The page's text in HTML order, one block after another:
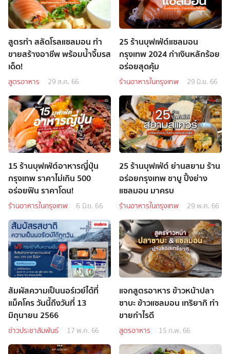
สูตรทำ สลัดโรลแซลมอน ทำ
ขายสร้างอาชีพ พร้อมน้ำจิ้มรส
เด็ด!
สูตรอาหาร 29 ส.ค. 66
25 ร้านบุฟเฟ่ต์แซลมอน
กรุงเทพ 2024 กำเงินหลักร้อย
อร่อยสุดคุ้ม
ร้านอาหารในกรุงเทพ 29 มิ.ย. 66
15 ร้านบุฟเฟ่ต์อาหารญี่ปุ่น
กรุงเทพ ราคาไม่เกิน 500
อร่อยฟิน ราคาโดน!
ร้านอาหารในกรุงเทพ 6 มิ.ย. 66
25 ร้านบุฟเฟ่ต์ ย่านสยาม ร้าน
อร่อยกรุงเทพ ชาบู ปิ้งย่าง
แซลมอน มาครบ
ร้านอาหารในกรุงเทพ 29 พ.ค. 66
สัมผัสความเป็นนอร์เวย์ได้ที่
แม็คโคร วันนี้ถึงวันที่ 13
มิถุนายน 2566
ข่าวประชาสัมพันธ์ 17 พ.ค. 66
แจกสูตรอาหาร ข้าวหน้าปลา
ซาบะ ข้าวแซลมอน เทริยากิ ทำ
ขายกำไรดี
สูตรอาหาร 15 ก.พ. 66